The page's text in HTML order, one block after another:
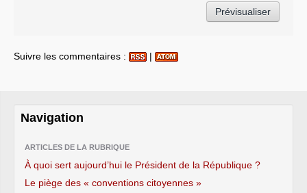
Suivre les commentaires : |
Navigation
ARTICLES DE LA RUBRIQUE
À quoi sert aujourd’hui le Président de la République ?
Le piège des « conventions citoyennes »